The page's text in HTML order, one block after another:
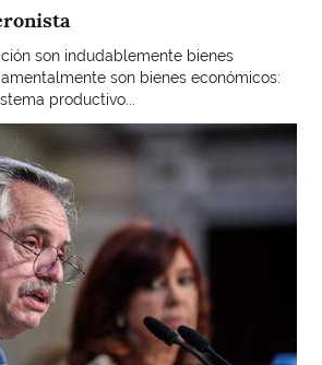
son indudablemente bienes
son bienes económicos:
productivo...